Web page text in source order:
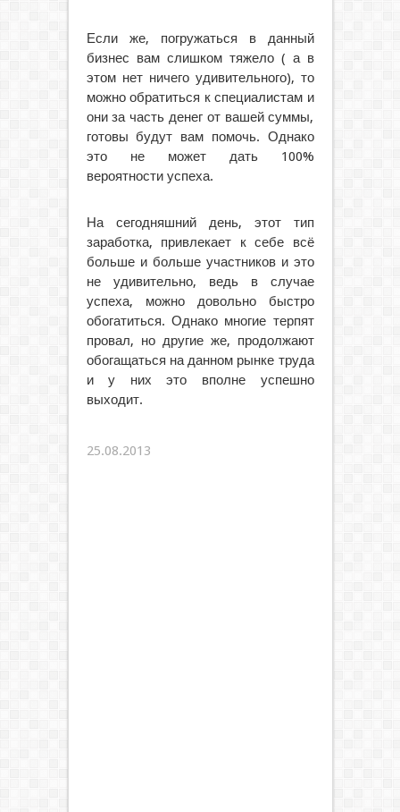
Если же, погружаться в данный
бизнес вам слишком тяжело ( а в
этом нет ничего удивительного), то
можно обратиться к специалистам и
они за часть денег от вашей суммы,
готовы будут вам помочь. Однако
это не может дать 100%
вероятности успеха.
На сегодняшний день, этот тип
заработка, привлекает к себе всё
больше и больше участников и это
не удивительно, ведь в случае
успеха, можно довольно быстро
обогатиться. Однако многие терпят
провал, но другие же, продолжают
обогащаться на данном рынке труда
и у них это вполне успешно
выходит.
25.08.2013